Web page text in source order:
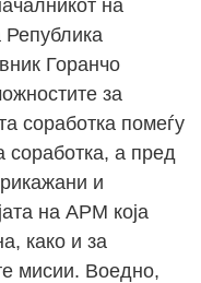
на
Горанчо
за
соработка помеѓу
соработка, а пред
и
на АРМ која
како и за
мисии. Воедно,